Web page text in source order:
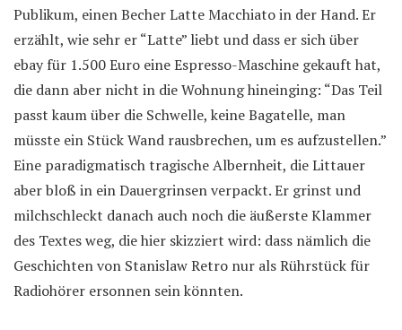
Publikum, einen Becher Latte Macchiato in der Hand. Er
erzählt, wie sehr er “Latte” liebt und dass er sich über
ebay für 1.500 Euro eine Espresso-Maschine gekauft hat,
die dann aber nicht in die Wohnung hineinging: “Das Teil
passt kaum über die Schwelle, keine Bagatelle, man
müsste ein Stück Wand rausbrechen, um es aufzustellen.”
Eine paradigmatisch tragische Albernheit, die Littauer
aber bloß in ein Dauergrinsen verpackt. Er grinst und
milchschleckt danach auch noch die äußerste Klammer
des Textes weg, die hier skizziert wird: dass nämlich die
Geschichten von Stanislaw Retro nur als Rührstück für
Radiohörer ersonnen sein könnten.